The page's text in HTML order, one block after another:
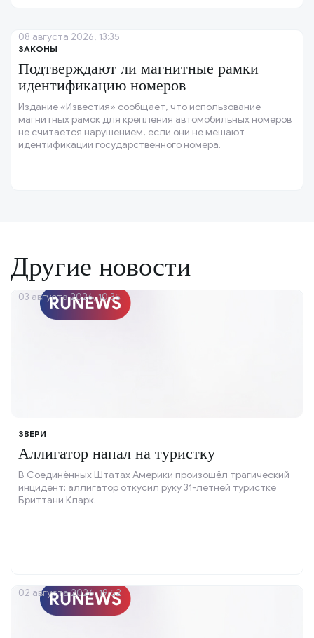
ЗАКОНЫ
Подтверждают ли магнитные рамки
идентификацию номеров
Издание «Известия» сообщает, что использование
магнитных рамок для крепления автомобильных номеров
не считается нарушением, если они не мешают
идентификации государственного номера.
08 августа 2026, 13:35
Другие новости
ЗВЕРИ
Аллигатор напал на туристку
В Соединённых Штатах Америки произошёл трагический
инцидент: аллигатор откусил руку 31-летней туристке
Бриттани Кларк.
03 августа 2026, 10:35
02 августа 2026, 19:52